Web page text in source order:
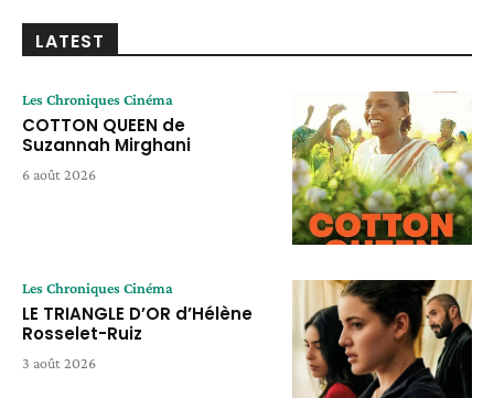
LATEST
Les Chroniques Cinéma
COTTON QUEEN de
Suzannah Mirghani
6 août 2026
Les Chroniques Cinéma
LE TRIANGLE D’OR d’Hélène
Rosselet-Ruiz
3 août 2026